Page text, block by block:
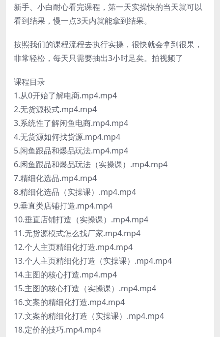
新手、小白耐心看完课程，第一天实操快的当天就可以
看到结果，慢一点3天内就能拿到结果。
按照我们的课程流程去执行实操，很快就会拿到很果，
非常轻松，每天只需要抽出3小时足矣。拍视频了
课程目录
1.从0开始了解电商.mp4.mp4
2.无货源模式.mp4.mp4
3.系统性了解闲鱼电商.mp4.mp4
4.无货源如何找货源.mp4.mp4
5.闲鱼跟品和爆品玩法.mp4.mp4
6.闲鱼跟品和爆品玩法（实操课）.mp4.mp4
7.精细化选品.mp4.mp4
8.精细化选品（实操课）.mp4.mp4
9.垂直类店铺打造.mp4.mp4
10.垂直店铺打造（实操课）.mp4.mp4
11.无货源模式怎么找厂家.mp4.mp4
12.个人主页精细化打造.mp4.mp4
13.个人主页精细化打造（实操课）.mp4.mp4
14.主图的核心打造.mp4.mp4
15.主图的核心打造（实操课）.mp4.mp4
16.文案的精细化打造.mp4.mp4
17.文案的精细化打造（实操课）.mp4.mp4
18.定价的技巧.mp4.mp4